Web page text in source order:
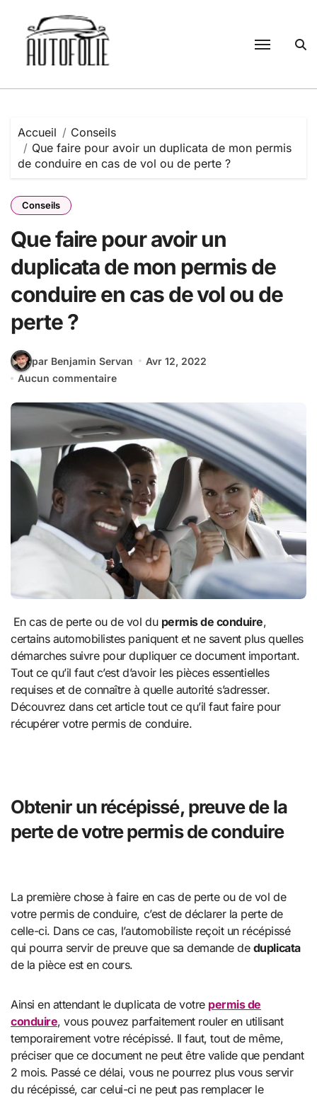
contenu
Accueil
Conseils
Que faire pour avoir un duplicata de mon permis
de conduire en cas de vol ou de perte ?
Conseils
Que faire pour avoir un
duplicata de mon permis de
conduire en cas de vol ou de
perte ?
par Benjamin Servan
Avr 12, 2022
Aucun commentaire
En cas de perte ou de vol du permis de conduire,
certains automobilistes paniquent et ne savent plus quelles
démarches suivre pour dupliquer ce document important.
Tout ce qu’il faut c’est d’avoir les pièces essentielles
requises et de connaître à quelle autorité s’adresser.
Découvrez dans cet article tout ce qu’il faut faire pour
récupérer votre permis de conduire.
Obtenir un récépissé, preuve de la
perte de votre permis de conduire
La première chose à faire en cas de perte ou de vol de
votre permis de conduire, c’est de déclarer la perte de
celle-ci. Dans ce cas, l’automobiliste reçoit un récépissé
qui pourra servir de preuve que sa demande de duplicata
de la pièce est en cours.
Ainsi en attendant le duplicata de votre permis de
conduire, vous pouvez parfaitement rouler en utilisant
temporairement votre récépissé. Il faut, tout de même,
préciser que ce document ne peut être valide que pendant
2 mois. Passé ce délai, vous ne pourrez plus vous servir
du récépissé, car celui-ci ne peut pas remplacer le